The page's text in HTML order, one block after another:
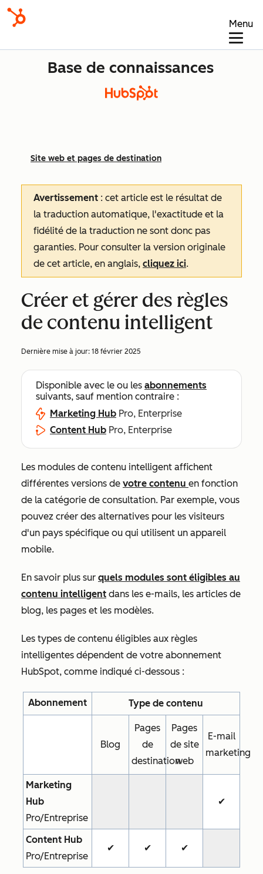
Menu
Base de connaissances
Site web et pages de destination
Avertissement : cet article est le résultat de
la traduction automatique, l'exactitude et la
fidélité de la traduction ne sont donc pas
garanties. Pour consulter la version originale
de cet article, en anglais, cliquez ici.
Créer et gérer des règles
de contenu intelligent
Dernière mise à jour: 18 février 2025
Disponible avec le ou les abonnements
suivants, sauf mention contraire :
Marketing Hub Pro, Enterprise
Content Hub Pro, Enterprise
Les modules de contenu intelligent affichent
différentes versions de votre contenu en fonction
de la catégorie de consultation. Par exemple, vous
pouvez créer des alternatives pour les visiteurs
d'un pays spécifique ou qui utilisent un appareil
mobile.
En savoir plus sur quels modules sont éligibles au
contenu intelligent dans les e-mails, les articles de
blog, les pages et les modèles.
Les types de contenu éligibles aux règles
intelligentes dépendent de votre abonnement
HubSpot, comme indiqué ci-dessous :
Abonnement Type de contenu
Blog
Pages
de
destination
Pages
de site
web
E-mail
marketing
Marketing
Hub
Pro/Entreprise
✔
Content Hub
Pro/Entreprise
✔ ✔ ✔